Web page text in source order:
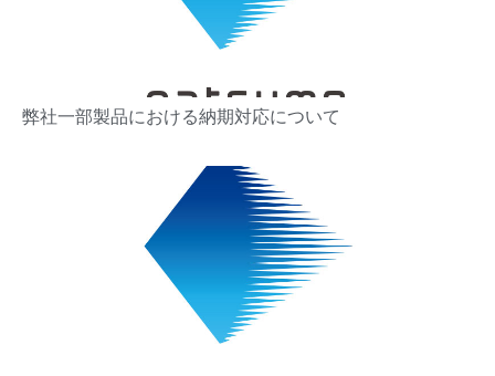
弊社一部製品における納期対応について